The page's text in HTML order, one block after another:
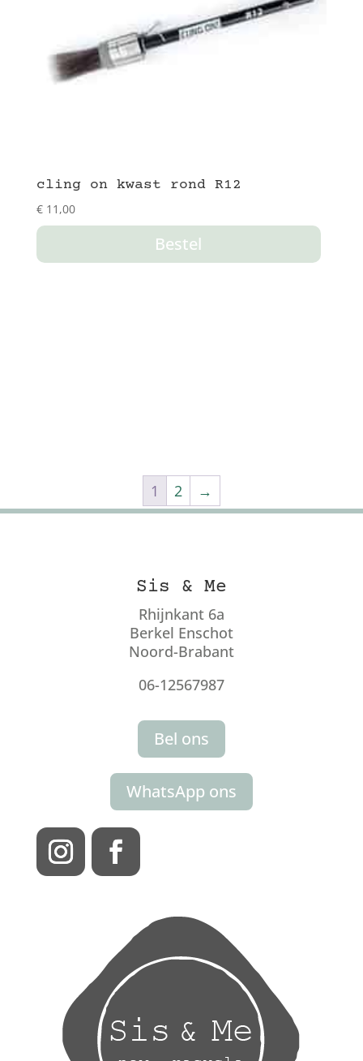
cling on kwast rond R12
€11,00
Bestel
1 2 →
Sis & Me
Rhijnkant 6a
Berkel Enschot
Noord-Brabant
06-12567987
Bel ons
WhatsApp ons